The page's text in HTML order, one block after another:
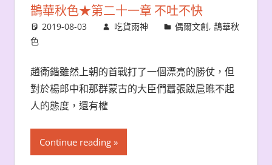
鵲華秋色★第二十一章 不吐不快
2019-08-03 吃貨雨神 偶爾文創,鵲華秋
色
趙衛鍇雖然上朝的首戰打了一個漂亮的勝仗，但
對於楊郎中和那群蒙古的大臣們囂張跋扈瞧不起
人的態度，還有權
Continue reading